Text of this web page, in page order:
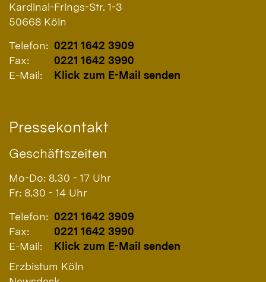
Kardinal-Frings-Str. 1-3
50668 Köln
Telefon: 0221 1642 3909
Fax:
0221 1642 3990
E-Mail:
Klick zum E-Mail senden
Pressekontakt
Geschäftszeiten
Mo-Do: 8.30 - 17 Uhr
Fr: 8.30 - 14 Uhr
Telefon: 0221 1642 3909
Fax:
0221 1642 3990
E-Mail:
Klick zum E-Mail senden
Erzbistum Köln